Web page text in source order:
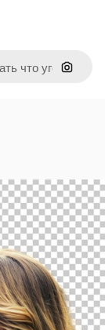
Поиск